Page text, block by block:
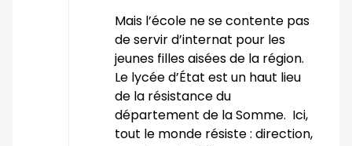
Mais l’école ne se contente pas
de servir d’internat pour les
jeunes filles aisées de la région.
Le lycée d’État est un haut lieu
de la résistance du
département de la Somme. Ici,
tout le monde résiste : direction,